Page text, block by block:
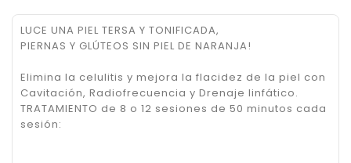
LUCE UNA PIEL TERSA Y TONIFICADA,
PIERNAS Y GLÚTEOS SIN PIEL DE NARANJA!
Elimina la celulitis y mejora la flacidez de la piel con
Cavitación, Radiofrecuencia y Drenaje linfático.
TRATAMIENTO de 8 o 12 sesiones de 50 minutos cada
sesión: